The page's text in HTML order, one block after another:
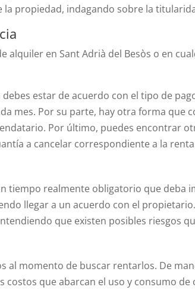
propiedad, indagando sobre la
alquiler en Sant Adrià del Besòs o en
estar de acuerdo con el tipo de
mes. Por su parte, hay otra forma que
Por último, puedes encontrar
a cancelar correspondiente a la
tiempo realmente obligatorio que deba
llegar a un acuerdo con el
que existen posibles riesgos
al momento de buscar rentarlos. De
que abarcan el uso y consumo